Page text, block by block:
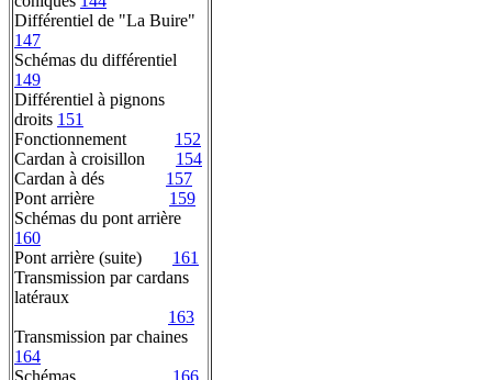
Différentiel de "La Buire"
147
Schémas du différentiel
149
Différentiel à pignons
droits 151
Fonctionnement 152
Cardan à croisillon 154
Cardan à dés 157
Pont arrière 159
Schémas du pont arrière
160
Pont arrière (suite) 161
Transmission par cardans
latéraux
163
Transmission par chaines
164
Schémas 166